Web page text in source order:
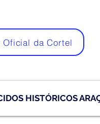
da Cortel
HISTÓRICOS